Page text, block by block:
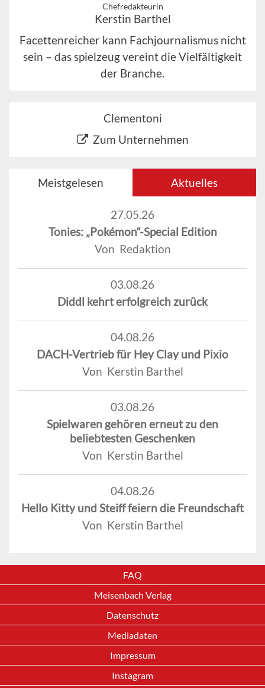
Chefredakteurin
Kerstin Barthel
Facettenreicher kann Fachjournalismus nicht
sein – das spielzeug vereint die Vielfältigkeit
der Branche.
Clementoni
Zum Unternehmen
Meistgelesen Aktuelles
27.05.26
Tonies: „Pokémon“-Special Edition
Von Redaktion
03.08.26
Diddl kehrt erfolgreich zurück
04.08.26
DACH-Vertrieb für Hey Clay und Pixio
Von Kerstin Barthel
03.08.26
Spielwaren gehören erneut zu den
beliebtesten Geschenken
Von Kerstin Barthel
04.08.26
Hello Kitty und Steiff feiern die Freundschaft
Von Kerstin Barthel
FAQ
Meisenbach Verlag
Datenschutz
Mediadaten
Impressum
Instagram